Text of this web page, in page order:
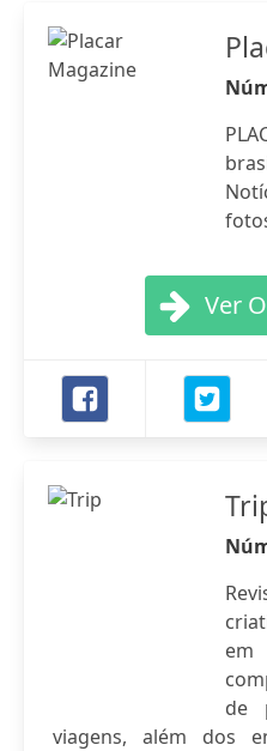
Ver
de
viagens, além dos